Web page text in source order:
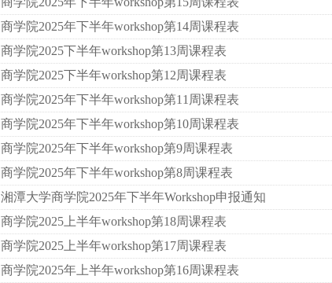
商学院2025年下半年workshop第14周课程表
商学院2025下半年workshop第13周课程表
商学院2025下半年workshop第12周课程表
商学院2025年下半年workshop第11周课程表
商学院2025年下半年workshop第10周课程表
商学院2025年下半年workshop第9周课程表
商学院2025年下半年workshop第8周课程表
湘潭大学商学院2025年下半年Workshop申报通知
商学院2025上半年workshop第18周课程表
商学院2025上半年workshop第17周课程表
商学院2025年上半年workshop第16周课程表